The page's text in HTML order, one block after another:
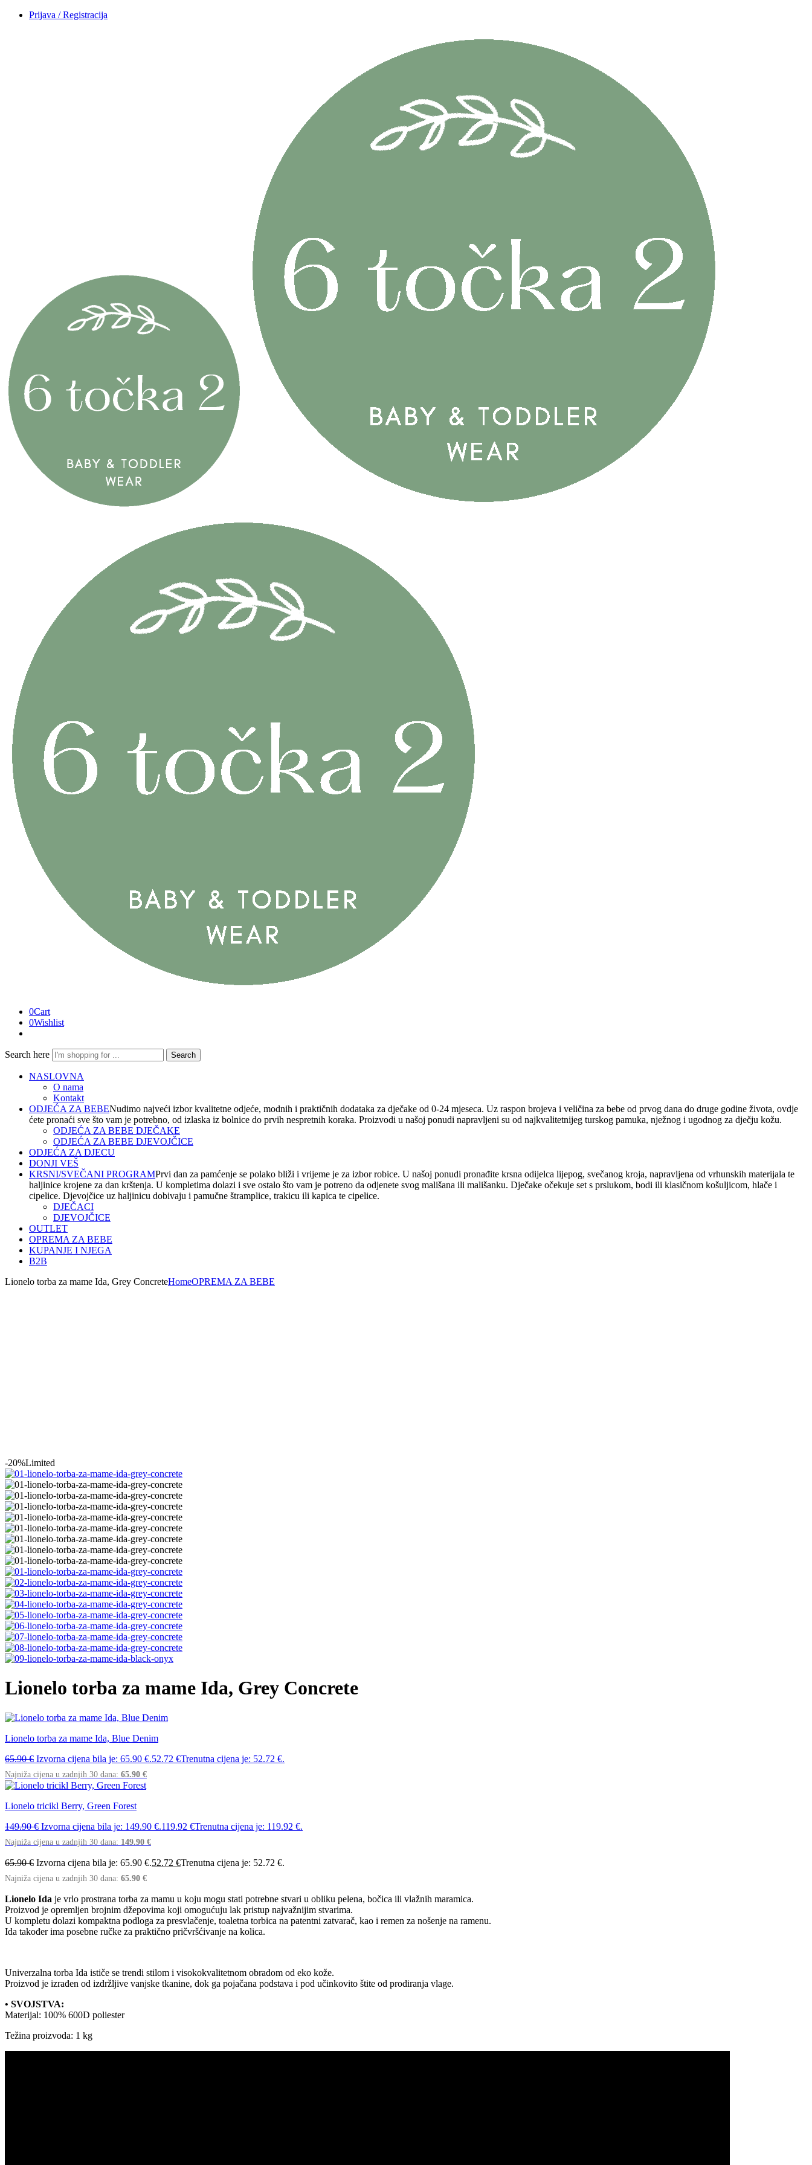
Prijava / Registracija
0Cart
0Wishlist
Search here Search
NASLOVNA
O nama
Kontakt
ODJEĆA ZA BEBENudimo najveći izbor kvalitetne odjeće, modnih i praktičnih dodataka za dječake od 0-24 mjeseca. Uz raspon brojeva i veličina za bebe od prvog dana do druge godine života, ovdje
ćete pronaći sve što vam je potrebno, od izlaska iz bolnice do prvih nespretnih koraka. Proizvodi u našoj ponudi napravljeni su od najkvalitetnijeg turskog pamuka, nježnog i ugodnog za dječju kožu.
ODJEĆA ZA BEBE DJEČAKE
ODJEĆA ZA BEBE DJEVOJČICE
ODJEĆA ZA DJECU
DONJI VEŠ
KRSNI/SVEČANI PROGRAMPrvi dan za pamćenje se polako bliži i vrijeme je za izbor robice. U našoj ponudi pronađite krsna odijelca lijepog, svečanog kroja, napravljena od vrhunskih materijala te
haljinice krojene za dan krštenja. U kompletima dolazi i sve ostalo što vam je potreno da odjenete svog mališana ili mališanku. Dječake očekuje set s prslukom, bodi ili klasičnom košuljicom, hlače i
cipelice. Djevojčice uz haljinicu dobivaju i pamučne štramplice, trakicu ili kapica te cipelice.
DJEČACI
DJEVOJČICE
OUTLET
OPREMA ZA BEBE
KUPANJE I NJEGA
B2B
Lionelo torba za mame Ida, Grey ConcreteHomeOPREMA ZA BEBE
-20%Limited
Lionelo torba za mame Ida, Grey Concrete
Lionelo torba za mame Ida, Blue Denim
65.90€ Izvorna cijena bila je: 65.90 €.52.72 €Trenutna cijena je: 52.72 €.
Najniža cijena u zadnjih 30 dana: 65.90 €
Lionelo tricikl Berry, Green Forest
149.90€ Izvorna cijena bila je: 149.90 €.119.92 €Trenutna cijena je: 119.92 €.
Najniža cijena u zadnjih 30 dana: 149.90 €
65.90€ Izvorna cijena bila je: 65.90 €.52.72 €Trenutna cijena je: 52.72 €.
Najniža cijena u zadnjih 30 dana: 65.90 €
Lionelo Ida je vrlo prostrana torba za mamu u koju mogu stati potrebne stvari u obliku pelena, bočica ili vlažnih maramica.
Proizvod je opremljen brojnim džepovima koji omogućuju lak pristup najvažnijim stvarima.
U kompletu dolazi kompaktna podloga za presvlačenje, toaletna torbica na patentni zatvarač, kao i remen za nošenje na ramenu.
Ida također ima posebne ručke za praktično pričvršćivanje na kolica.
Univerzalna torba Ida ističe se trendi stilom i visokokvalitetnom obradom od eko kože.
Proizvod je izrađen od izdržljive vanjske tkanine, dok ga pojačana podstava i pod učinkovito štite od prodiranja vlage.
• SVOJSTVA:
Materijal: 100% 600D poliester
Težina proizvoda: 1 kg